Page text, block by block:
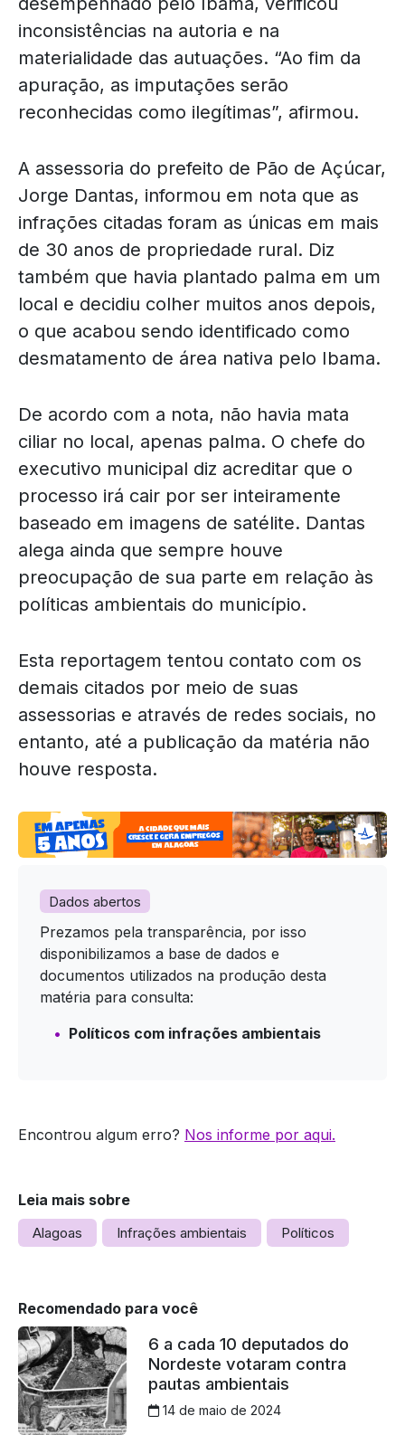
inconsistências na autoria e na
materialidade das autuações. “Ao fim da
apuração, as imputações serão
reconhecidas como ilegítimas”, afirmou.
A assessoria do prefeito de Pão de Açúcar,
Jorge Dantas, informou em nota que as
infrações citadas foram as únicas em mais
de 30 anos de propriedade rural. Diz
também que havia plantado palma em um
local e decidiu colher muitos anos depois,
o que acabou sendo identificado como
desmatamento de área nativa pelo Ibama.
De acordo com a nota, não havia mata
ciliar no local, apenas palma. O chefe do
executivo municipal diz acreditar que o
processo irá cair por ser inteiramente
baseado em imagens de satélite. Dantas
alega ainda que sempre houve
preocupação de sua parte em relação às
políticas ambientais do município.
Esta reportagem tentou contato com os
demais citados por meio de suas
assessorias e através de redes sociais, no
entanto, até a publicação da matéria não
houve resposta.
Dados abertos
Prezamos pela transparência, por isso
disponibilizamos a base de dados e
documentos utilizados na produção desta
matéria para consulta:
Políticos com infrações ambientais
Encontrou algum erro? Nos informe por aqui.
Leia mais sobre
Alagoas Infrações ambientais Políticos
Recomendado para você
6 a cada 10 deputados do
Nordeste votaram contra
pautas ambientais
14 de maio de 2024